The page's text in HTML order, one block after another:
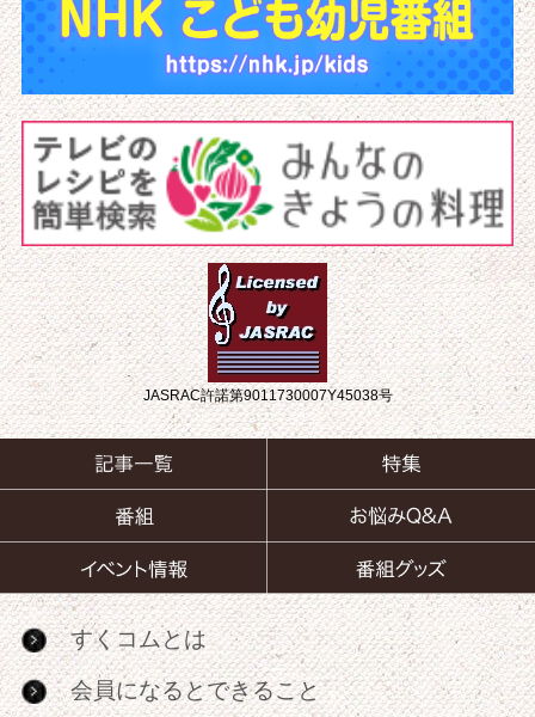
JASRAC許諾第9011730007Y45038号
すくコムとは
会員になるとできること